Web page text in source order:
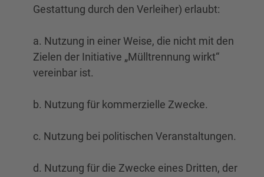
Gestattung durch den Verleiher) erlaubt:
a. Nutzung in einer Weise, die nicht mit den
Zielen der Initiative „Mülltrennung wirkt“
vereinbar ist.
b. Nutzung für kommerzielle Zwecke.
c. Nutzung bei politischen Veranstaltungen.
d. Nutzung für die Zwecke eines Dritten, der